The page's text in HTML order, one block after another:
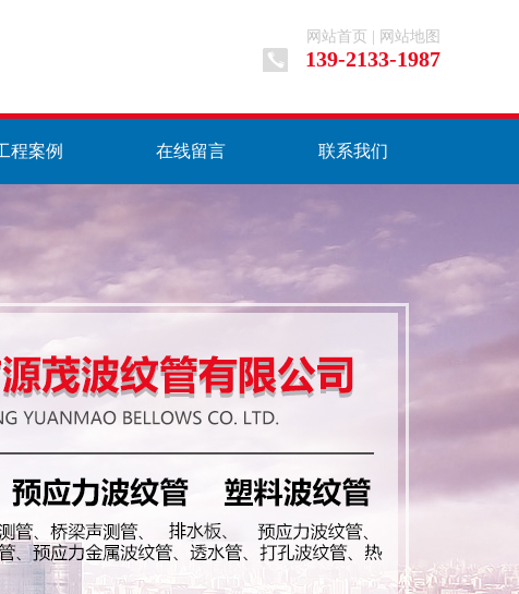
网站首页 网站地图
139-2133-1987
程案例 在线留言 联系我们